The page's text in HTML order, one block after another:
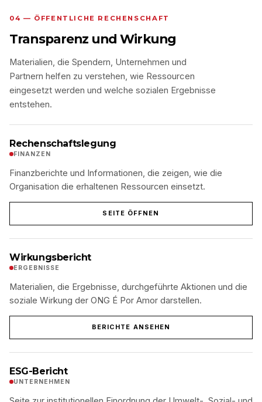
04 — ÖFFENTLICHE RECHENSCHAFT
Transparenz und Wirkung
Materialien, die Spendern, Unternehmen und
Partnern helfen zu verstehen, wie Ressourcen
eingesetzt werden und welche sozialen Ergebnisse
entstehen.
Rechenschaftslegung
FINANZEN
Finanzberichte und Informationen, die zeigen, wie die
Organisation die erhaltenen Ressourcen einsetzt.
SEITE ÖFFNEN
Wirkungsbericht
ERGEBNISSE
Materialien, die Ergebnisse, durchgeführte Aktionen und die
soziale Wirkung der ONG É Por Amor darstellen.
BERICHTE ANSEHEN
ESG-Bericht
UNTERNEHMEN